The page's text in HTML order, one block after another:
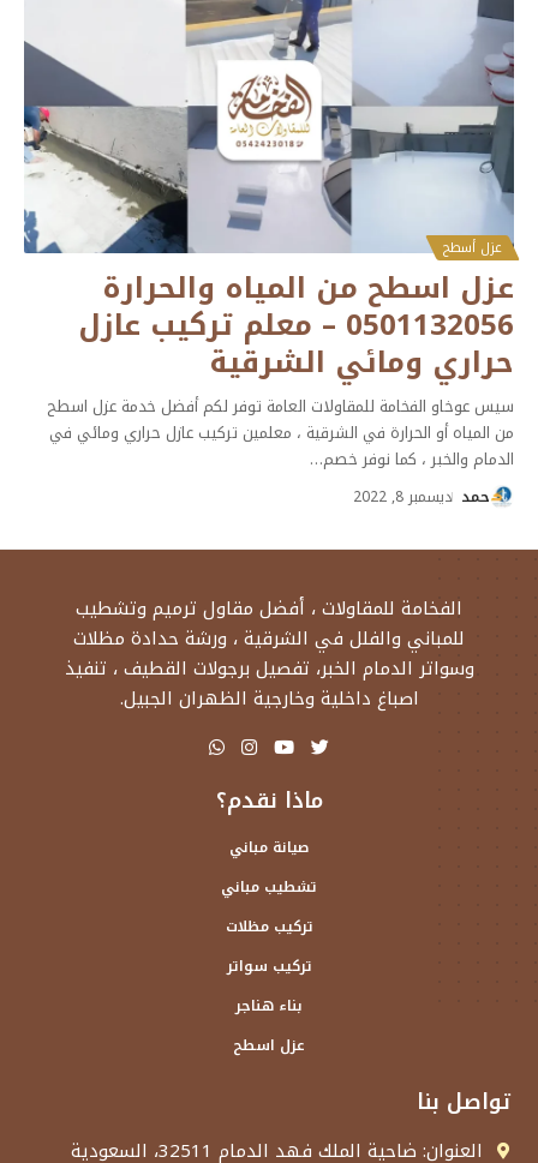
عزل أسطح
عزل اسطح من المياه والحرارة
0501132056 – معلم تركيب عازل
حراري ومائي الشرقية
سيس عوخاو الفخامة للمقاولات العامة توفر لكم أفضل خدمة عزل اسطح
من المياه أو الحرارة في الشرقية ، معلمين تركيب عازل حراري ومائي في
الدمام والخبر ، كما نوفر خصم…
حمد ديسمبر 8, 2022
الفخامة للمقاولات ، أفضل مقاول ترميم وتشطيب
للمباني والفلل في الشرقية ، ورشة حدادة مظلات
وسواتر الدمام الخبر، تفصيل برجولات القطيف ، تنفيذ
اصباغ داخلية وخارجية الظهران الجبيل.
ماذا نقدم؟
صيانة مباني
تشطيب مباني
تركيب مظلات
تركيب سواتر
بناء هناجر
عزل اسطح
تواصل بنا
العنوان: ضاحية الملك فهد الدمام 32511، السعودية